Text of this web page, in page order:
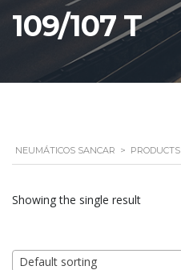
109/107 T
NEUMÁTICOS SANCAR > PRODUCTS
Showing the single result
Default sorting